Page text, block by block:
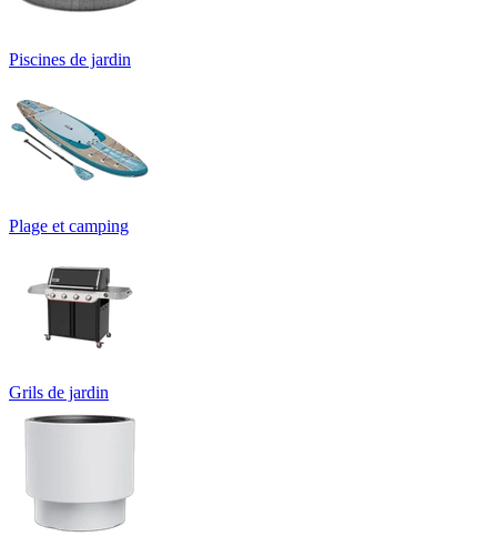
Piscines de jardin
Plage et camping
Grils de jardin